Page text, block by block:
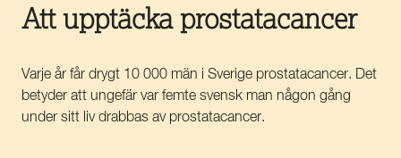
Att upptäcka prostatacancer
Varje år får drygt 10 000 män i Sverige prostatacancer. Det
betyder att ungefär var femte svensk man någon gång
under sitt liv drabbas av prostatacancer.